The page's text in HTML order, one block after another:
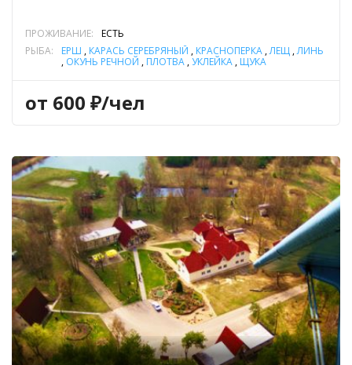
ПРОЖИВАНИЕ:
ЕСТЬ
РЫБА:
ЁРШ , КАРАСЬ СЕРЕБРЯНЫЙ , КРАСНОПЕРКА ,ЛЕЩ ,ЛИНЬ
, ОКУНЬ РЕЧНОЙ , ПЛОТВА ,УКЛЕЙКА , ЩУКА
от 600 ₽/чел